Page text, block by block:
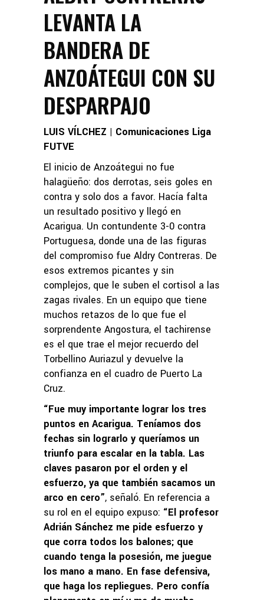
LEVANTA LA
BANDERA DE
ANZOÁTEGUI CON SU
DESPARPAJO
LUIS VÍLCHEZ | Comunicaciones Liga
FUTVE
El inicio de Anzoátegui no fue
halagüeño: dos derrotas, seis goles en
contra y solo dos a favor. Hacía falta
un resultado positivo y llegó en
Acarigua. Un contundente 3-0 contra
Portuguesa, donde una de las figuras
del compromiso fue Aldry Contreras. De
esos extremos picantes y sin
complejos, que le suben el cortisol a las
zagas rivales. En un equipo que tiene
muchos retazos de lo que fue el
sorprendente Angostura, el tachirense
es el que trae el mejor recuerdo del
Torbellino Auriazul y devuelve la
confianza en el cuadro de Puerto La
Cruz.
“Fue muy importante lograr los tres
puntos en Acarigua. Teníamos dos
fechas sin lograrlo y queríamos un
triunfo para escalar en la tabla. Las
claves pasaron por el orden y el
esfuerzo, ya que también sacamos un
arco en cero”, señaló. En referencia a
su rol en el equipo expuso: “El profesor
Adrián Sánchez me pide esfuerzo y
que corra todos los balones; que
cuando tenga la posesión, me juegue
los mano a mano. En fase defensiva,
que haga los repliegues. Pero confía